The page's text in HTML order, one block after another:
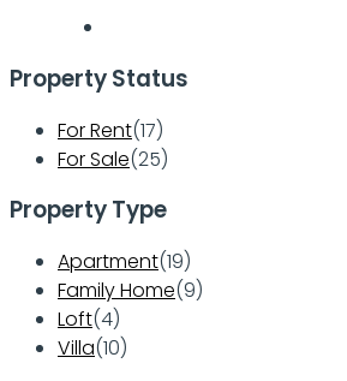
Property Status
For Rent(17)
For Sale(25)
Property Type
Apartment(19)
Family Home(9)
Loft(4)
Villa(10)